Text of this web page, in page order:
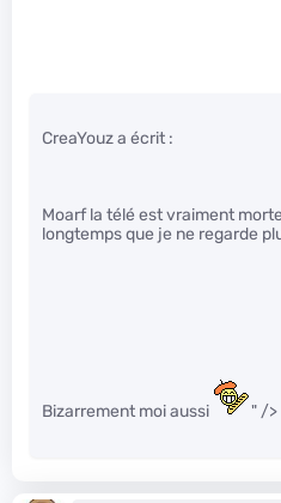
CreaYouz a écrit :
Moarf la télé est vraiment
longtemps que je ne regarde
Bizarrement moi aussi " />